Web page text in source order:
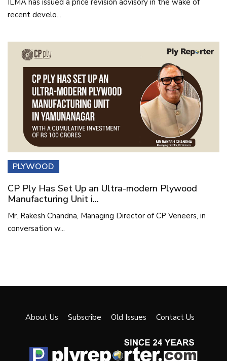
recent develo...
PLYWOOD
CP Ply Has Set Up an Ultra-modern Plywood
Manufacturing Unit i...
Mr. Rakesh Chandna, Managing Director of CP Veneers, in
conversation w...
About Us Subscribe Old Issues Contact Us